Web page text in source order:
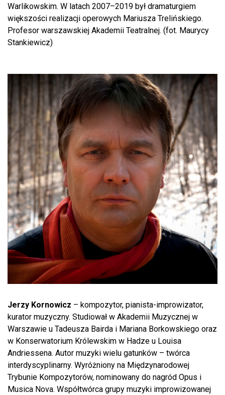
Warlikowskim. W latach 2007–2019 był dramaturgiem
większości realizacji operowych Mariusza Trelińskiego.
Profesor warszawskiej Akademii Teatralnej. (fot. Maurycy
Stankiewicz)
Jerzy Kornowicz – kompozytor, pianista-improwizator,
kurator muzyczny. Studiował w Akademii Muzycznej w
Warszawie u Tadeusza Bairda i Mariana Borkowskiego oraz
w Konserwatorium Królewskim w Hadze u Louisa
Andriessena. Autor muzyki wielu gatunków – twórca
interdyscyplinarny. Wyróżniony na Międzynarodowej
Trybunie Kompozytorów, nominowany do nagród Opus i
Musica Nova. Współtwórca grupy muzyki improwizowanej